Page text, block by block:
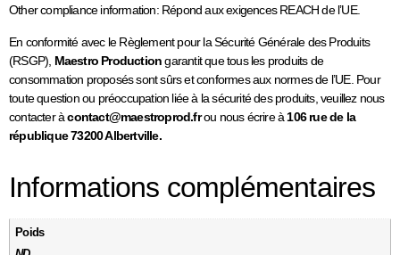
Other compliance information: Répond aux exigences REACH de l’UE.
En conformité avec le Règlement pour la Sécurité Générale des Produits
(RSGP), Maestro Productiongarantit que tous les produits de
consommation proposés sont sûrs et conformes aux normes de l’UE. Pour
toute question ou préoccupation liée à la sécurité des produits, veuillez nous
contacter àcontact@maestroprod.frou nous écrire à 106 rue de la
république 73200 Albertville.
Informations complémentaires
Poids